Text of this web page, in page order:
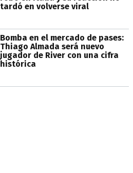
tardó en volverse viral
Bomba en el mercado de pases:
Thiago Almada será nuevo
jugador de River con una cifra
histórica